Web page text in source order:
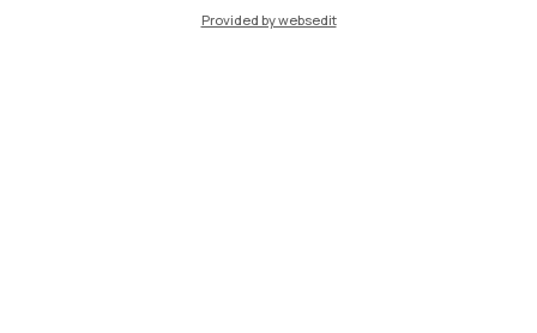
Provided by websedit